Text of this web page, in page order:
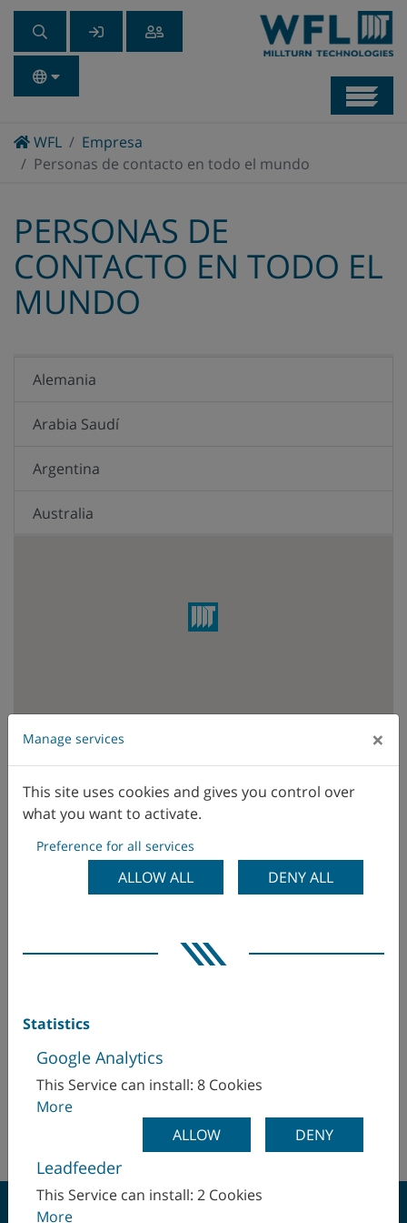
WFLHomeEmpresa
Personas de contacto en todo el mundo
PERSONAS DE
CONTACTO EN TODO EL
MUNDO
Alemania
Arabia Saudí
Argentina
Australia
Chile
Colombia
EE. UU.
Egipto
Emiratos Árabes Unidos
WFL Vertriebsniederlassung
WFL
50, Wanam-ro, Seongsan-gu
Corea
Att. Mr. Seungdo Yang / President
omtyang(at)naver.com
+82 55 275 4901
Manage services ×
This site uses cookies and gives you control over
what you want to activate.
Preference for all services
ALLOW ALL DENY ALL
Statistics
Google Analytics
This Service can install: 8 Cookies
More
ALLOW
DENY
Leadfeeder
This Service can install: 2 Cookies
More